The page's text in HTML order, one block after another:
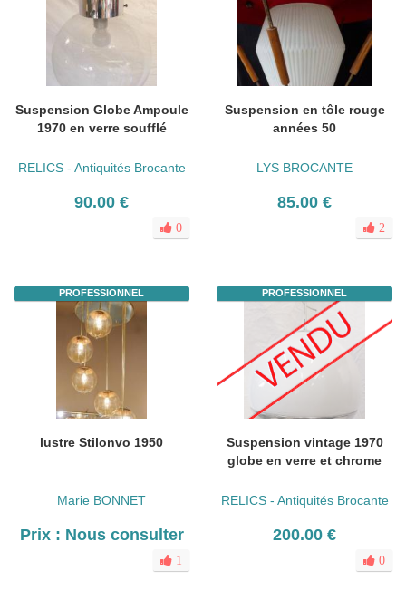
Suspension Globe Ampoule
1970 en verre soufflé
RELICS - Antiquités Brocante
90.00 €
0
Suspension en tôle rouge
années 50
LYS BROCANTE
85.00 €
2
PROFESSIONNEL
lustre Stilonvo 1950
Marie BONNET
Prix : Nous consulter
1
PROFESSIONNEL
Suspension vintage 1970
globe en verre et chrome
RELICS - Antiquités Brocante
200.00 €
0